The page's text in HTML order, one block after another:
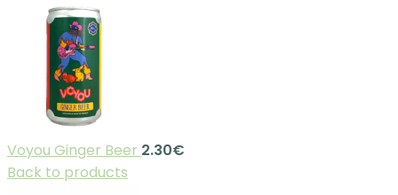
Voyou Ginger Beer 2.30€
Back to products